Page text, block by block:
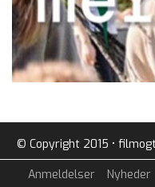
© Copyright 2015 •
Anmeldelser Nyheder